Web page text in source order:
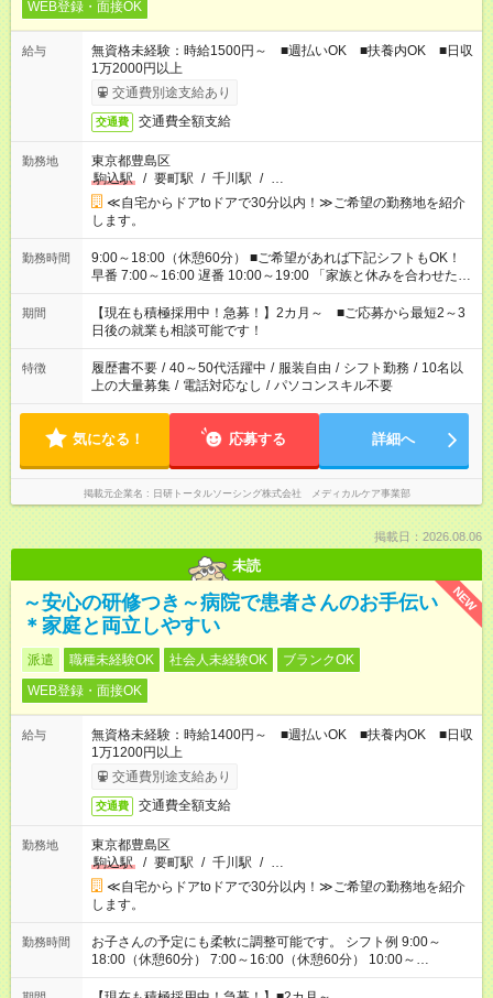
WEB登録・面接OK
給与
無資格未経験：時給1500円～ ■週払いOK ■扶養内OK ■日収
1万2000円以上
交通費別途支給あり
交通費 交通費全額支給
勤務地
東京都豊島区
駒込駅
/ 要町駅 / 千川駅 / …
≪自宅からドアtoドアで30分以内！≫ご希望の勤務地を紹介
します。
勤務時間
9:00～18:00（休憩60分） ■ご希望があれば下記シフトもOK！
早番 7:00～16:00 遅番 10:00～19:00 「家族と休みを合わせた
い」 「余裕を持って夕飯の準備がしたい」 「できれば残業はし
たくない」 など、ご希望を教えてくださいね。 ※Wワーク希望
の方へ 今ご覧のお仕事で希望する勤務時間と、もう1つのお仕事
の勤務時間。 合計で週40時間を超える場合は応募できません。
期間
【現在も積極採用中！急募！】2カ月～ ■ご応募から最短2～3
日後の就業も相談可能です！
特徴 履歴書不要 / 40～50代活躍中 / 服装自由 / シフト勤務 / 10名以
上の大量募集 / 電話対応なし / パソコンスキル不要
気になる！ 応募する 詳細へ
掲載元企業名 日研トータルソーシング株式会社 メディカルケア事業部
掲載日：2026.08.06
未読
NEW
～安心の研修つき～病院で患者さんのお手伝い
＊家庭と両立しやすい
派遣 職種未経験OK 社会人未経験OK
ブランクOK
WEB登録・面接OK
給与
無資格未経験：時給1400円～ ■週払いOK ■扶養内OK ■日収
1万1200円以上
交通費別途支給あり
交通費 交通費全額支給
勤務地
東京都豊島区
駒込駅
/ 要町駅 / 千川駅 / …
≪自宅からドアtoドアで30分以内！≫ご希望の勤務地を紹介
します。
勤務時間
お子さんの予定にも柔軟に調整可能です。 シフト例 9:00～
18:00（休憩60分） 7:00～16:00（休憩60分） 10:00～
19:00（休憩60分） ※Wワーク希望の方へ 今ご覧のお仕事で希
望する勤務時間と、もう1つのお仕事の勤務時間の合計が 週40